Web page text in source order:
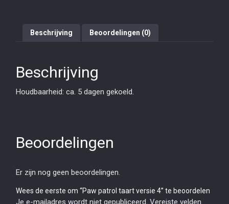
Beschrijving Beoordelingen (0)
Beschrijving
Houdbaarheid: ca. 5 dagen gekoeld.
Beoordelingen
Er zijn nog geen beoordelingen.
Wees de eerste om “Paw patrol taart versie 4” te beoordelen
Je e-mailadres wordt niet gepubliceerd. Vereiste velden